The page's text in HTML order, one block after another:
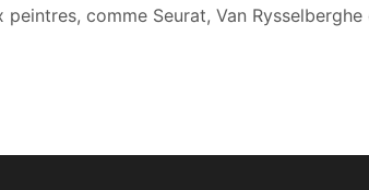
comme Seurat, Van